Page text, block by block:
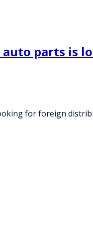
auto parts is
for foreign